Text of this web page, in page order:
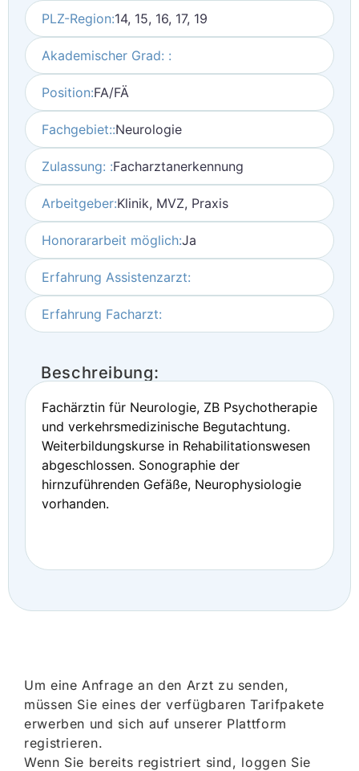
PLZ-Region:14, 15, 16, 17, 19
Akademischer Grad: :
Position:FA/FÄ
Fachgebiet::Neurologie
Zulassung: :Facharztanerkennung
Arbeitgeber:Klinik, MVZ, Praxis
Honorararbeit möglich:Ja
Erfahrung Assistenzarzt:
Erfahrung Facharzt:
Beschreibung:
Fachärztin für Neurologie, ZB Psychotherapie
und verkehrsmedizinische Begutachtung.
Weiterbildungskurse in Rehabilitationswesen
abgeschlossen. Sonographie der
hirnzuführenden Gefäße, Neurophysiologie
vorhanden.
Um eine Anfrage an den Arzt zu senden,
müssen Sie eines der verfügbaren Tarifpakete
erwerben und sich auf unserer Plattform
registrieren.
Wenn Sie bereits registriert sind, loggen Sie